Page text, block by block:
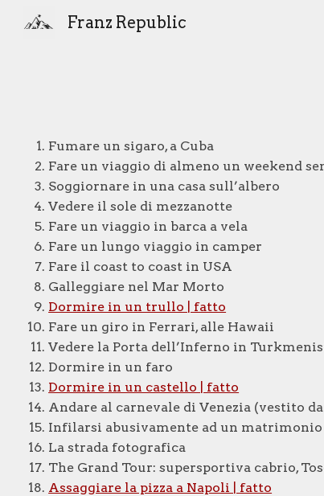
Franz Republic
Fumare un sigaro, a Cuba
Fare un viaggio di almeno un weekend
Soggiornare in una casa sull’albero
Vedere il sole di mezzanotte
Fare un viaggio in barca a vela
Fare un lungo viaggio in camper
Fare il coast to coast in USA
Galleggiare nel Mar Morto
Dormire in un trullo | fatto
Fare un giro in Ferrari, alle Hawaii
Vedere la Porta dell’Inferno in
Dormire in un faro
Dormire in un castello | fatto
Andare al carnevale di Venezia (vestito
Infilarsi abusivamente ad un matrimonio
La strada fotografica
The Grand Tour: supersportiva cabrio,
Assaggiare la pizza a Napoli | fatto